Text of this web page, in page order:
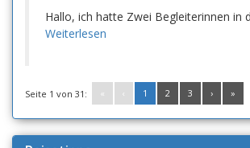
Hallo, ich hatte Zwei Begleiterinnen in
Weiterlesen
Seite 1 von 31: « ‹ 1 2 3 › »